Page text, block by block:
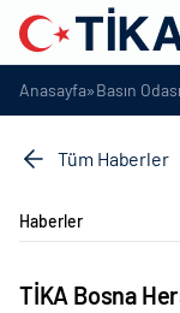
Anasayfa»Basın Odası
Tüm Haberler
Haberler
TİKA Bosna